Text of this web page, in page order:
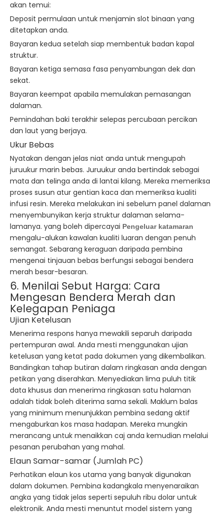
akan temui:
Deposit permulaan untuk menjamin slot binaan yang
ditetapkan anda.
Bayaran kedua setelah siap membentuk badan kapal
struktur.
Bayaran ketiga semasa fasa penyambungan dek dan
sekat.
Bayaran keempat apabila memulakan pemasangan
dalaman.
Pemindahan baki terakhir selepas percubaan percikan
dan laut yang berjaya.
Ukur Bebas
Nyatakan dengan jelas niat anda untuk mengupah
juruukur marin bebas. Juruukur anda bertindak sebagai
mata dan telinga anda di lantai kilang. Mereka memeriksa
proses susun atur gentian kaca dan memeriksa kualiti
infusi resin. Mereka melakukan ini sebelum panel dalaman
menyembunyikan kerja struktur dalaman selama-
lamanya. yang boleh dipercayai Pengeluar katamaran
mengalu-alukan kawalan kualiti luaran dengan penuh
semangat. Sebarang keraguan daripada pembina
mengenai tinjauan bebas berfungsi sebagai bendera
merah besar-besaran.
6. Menilai Sebut Harga: Cara
Mengesan Bendera Merah dan
Kelegapan Peniaga
Ujian Ketelusan
Menerima respons hanya mewakili separuh daripada
pertempuran awal. Anda mesti menggunakan ujian
ketelusan yang ketat pada dokumen yang dikembalikan.
Bandingkan tahap butiran dalam ringkasan anda dengan
petikan yang diserahkan. Menyediakan lima puluh titik
data khusus dan menerima ringkasan satu halaman
adalah tidak boleh diterima sama sekali. Maklum balas
yang minimum menunjukkan pembina sedang aktif
mengaburkan kos masa hadapan. Mereka mungkin
merancang untuk menaikkan caj anda kemudian melalui
pesanan perubahan yang mahal.
Elaun Samar-samar (Jumlah PC)
Perhatikan elaun kos utama yang banyak digunakan
dalam dokumen. Pembina kadangkala menyenaraikan
angka yang tidak jelas seperti sepuluh ribu dolar untuk
elektronik. Anda mesti menuntut model sistem yang